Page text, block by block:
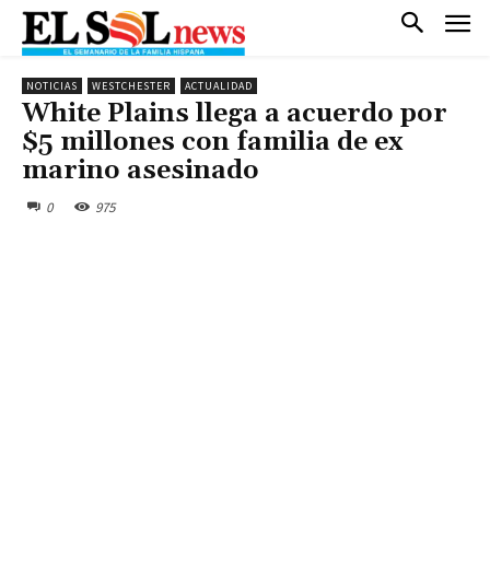
NOTICIAS WESTCHESTER ACTUALIDAD
White Plains llega a acuerdo por
$5 millones con familia de ex
marino asesinado
0 975